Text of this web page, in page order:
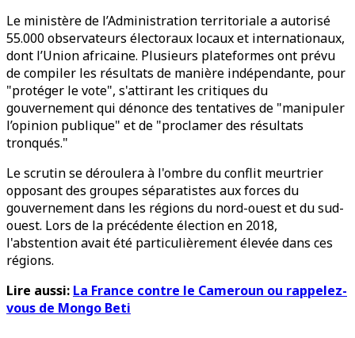
Le ministère de l’Administration territoriale a autorisé
55.000 observateurs électoraux locaux et internationaux,
dont l’Union africaine. Plusieurs plateformes ont prévu
de compiler les résultats de manière indépendante, pour
"protéger le vote", s'attirant les critiques du
gouvernement qui dénonce des tentatives de "manipuler
l’opinion publique" et de "proclamer des résultats
tronqués."
Le scrutin se déroulera à l'ombre du conflit meurtrier
opposant des groupes séparatistes aux forces du
gouvernement dans les régions du nord-ouest et du sud-
ouest. Lors de la précédente élection en 2018,
l'abstention avait été particulièrement élevée dans ces
régions.
Lire aussi: La France contre le Cameroun ou rappelez-
vous de Mongo Beti